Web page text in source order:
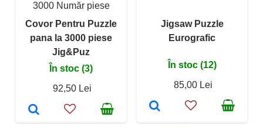
3000 Număr piese
Covor Pentru Puzzle
pana la 3000 piese
Jig&Puz
În stoc (3)
92,50 Lei
Jigsaw Puzzle
Eurografic
În stoc (12)
85,00 Lei